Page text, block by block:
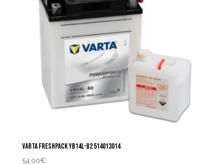
VARTA FRESHPACK YB14L-B2 514013014
54,00€